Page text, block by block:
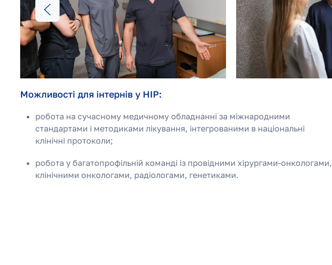
Можливості для інтернів у НІР:
робота на сучасному медичному обладнанні за міжнародними
стандартами і методиками лікування, інтегрованими в національні
клінічні протоколи;
робота у багатопрофільній команді із провідними хірургами-онкологами,
клінічними онкологами, радіологами, генетиками.